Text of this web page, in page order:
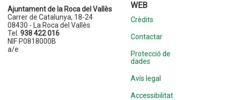
Ajuntament de la Roca del Vallès
Carrer de Catalunya, 18-24
08430 - La Roca del Vallès
Tel. 938 422 016
NIF P0818000B
a/e
WEB
Crèdits
Contactar
Protecció de
dades
Avís legal
Accessibilitat